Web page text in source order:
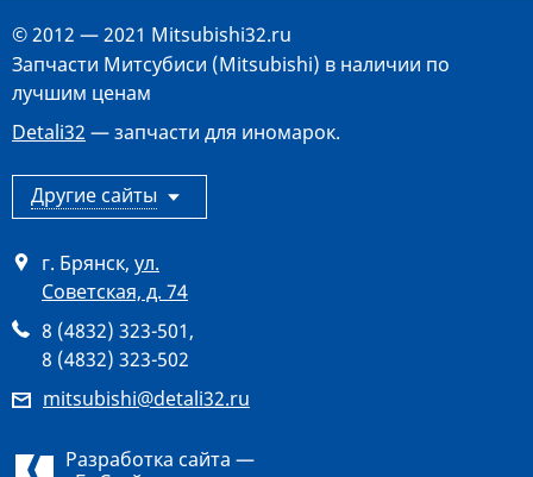
© 2012 — 2021 Mitsubishi32.ru
Запчасти Митсубиси (Mitsubishi) в наличии по
лучшим ценам
Detali32 — запчасти для иномарок.
Другие сайты
г. Брянск, ул.
Советская, д. 74
8 (4832) 323-501,
8 (4832) 323-502
mitsubishi@detali32.ru
Разработка сайта —